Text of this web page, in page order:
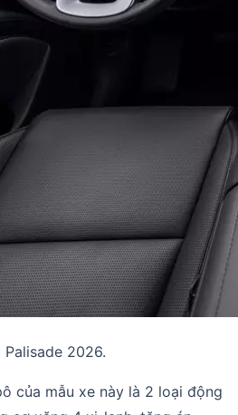
2026.
của mẫu xe này là 2 loại động